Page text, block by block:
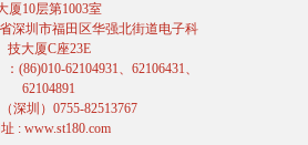
厦10层第1003室
深圳市福田区华强北街道电子科
技大厦C座23E
(86)010-62104931、62106431、
62104891
深圳）0755-82513767
: www.st180.com